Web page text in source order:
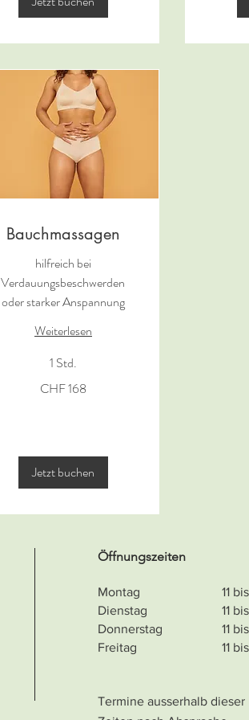
Bauchmassagen
hilfreich bei
Verdauungsbeschwerden
oder starker Anspannung
Weiterlesen
1 Std.
CHF 168
Jetzt buchen
​Öffnungszeiten
Montag
Dienstag
Donnerstag
Freitag
11
11
11
11
Termine ausserhalb dieser